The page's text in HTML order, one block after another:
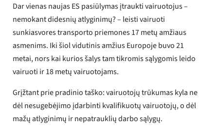
Dar vienas naujas ES pasiūlymas įtraukti vairuotojus –
nemokant didesnių atlyginimų? – leisti vairuoti
sunkiasvores transporto priemones 17 metų amžiaus
asmenims. Iki šiol vidutinis amžius Europoje buvo 21
metai, nors kai kurios šalys tam tikromis sąlygomis leido
vairuoti ir 18 metų vairuotojams.
Grįžtant prie pradinio taško: vairuotojų trūkumas kyla ne
dėl nesugebėjimo įdarbinti kvalifikuotų vairuotojų, o dėl
mažų atlyginimų ir nepatrauklių darbo sąlygų.